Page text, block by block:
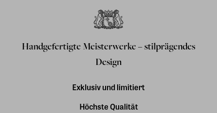
Handgefertigte Meisterwerke – stilprägendes
Design
Exklusiv und limitiert
Höchste Qualität